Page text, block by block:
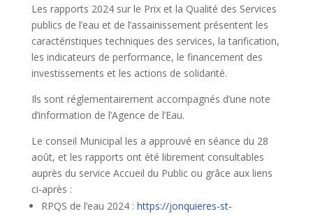
Les rapports 2024 sur le Prix et la Qualité des Services
publics de l’eau et de l’assainissement présentent les
caractéristiques techniques des services, la tarification,
les indicateurs de performance, le financement des
investissements et les actions de solidarité.
Ils sont réglementairement accompagnés d’une note
d’information de l’Agence de l’Eau.
Le conseil Municipal les a approuvé en séance du 28
août, et les rapports ont été librement consultables
auprès du service Accueil du Public ou grâce aux liens
ci-après :
RPQS de l’eau 2024 : https://jonquieres-st-